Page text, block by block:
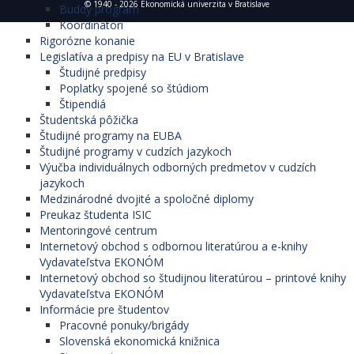
Buddy program
Koordinátori
Rigorózne konanie
Legislatíva a predpisy na EU v Bratislave
Študijné predpisy
Poplatky spojené so štúdiom
Štipendiá
Študentská pôžička
Študijné programy na EUBA
Študijné programy v cudzích jazykoch
Výučba individuálnych odborných predmetov v cudzích
jazykoch
Medzinárodné dvojité a spoločné diplomy
Preukaz študenta ISIC
Mentoringové centrum
Internetový obchod s odbornou literatúrou a e-knihy
Vydavateľstva EKONÓM
Internetový obchod so študijnou literatúrou – printové knihy
Vydavateľstva EKONÓM
Informácie pre študentov
Pracovné ponuky/brigády
Slovenská ekonomická knižnica
© 1940 - 2026 Ekonomická univerzita v Bratislave